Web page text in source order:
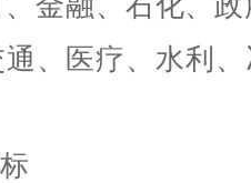
、医疗、水利